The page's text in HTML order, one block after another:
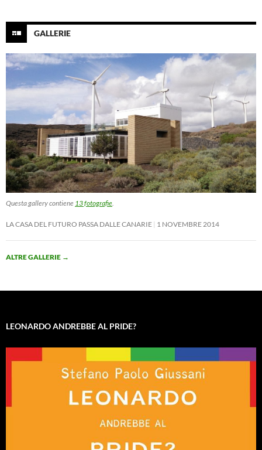
GALLERIE
Questa gallery contiene 13 fotografie
LA CASA DEL FUTURO PASSA DALLE CANARIE 1 NOVEMBRE 2014
ALTRE GALLERIE →
LEONARDO ANDREBBE AL PRIDE?